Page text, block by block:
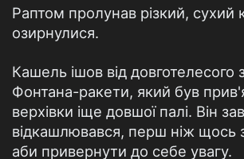
Раптом пролунав різкий, сухий
озирнулися.
Кашель ішов від довготелесого
Фонтана-ракети, який був
верхівки іще довшої палі. Він
відкашлювався, перш ніж щось
аби привернути до себе увагу.